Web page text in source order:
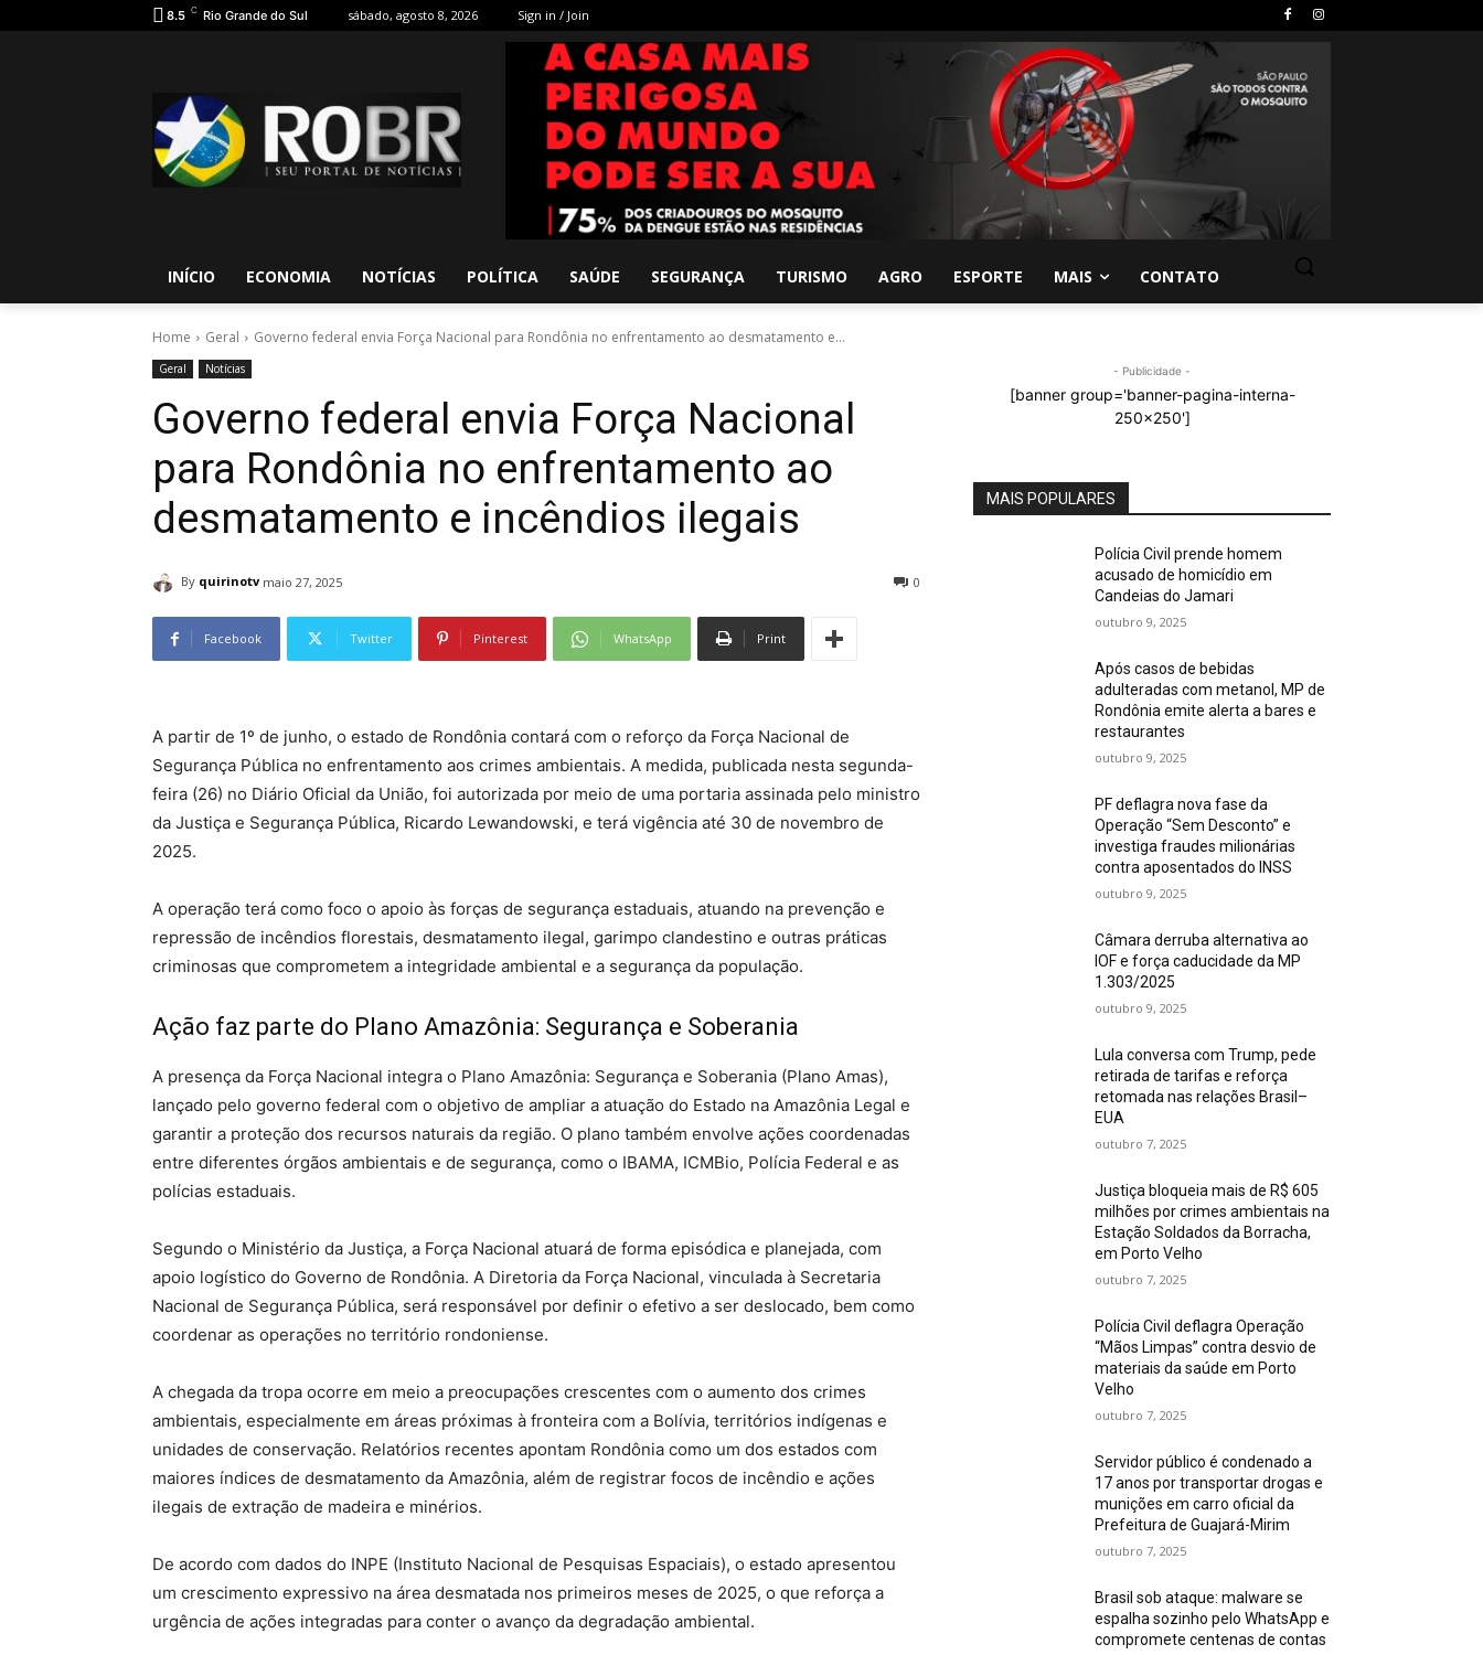
8.5 C Rio Grande do Sul sábado, agosto 8, 2026 Sign in / Join
INÍCIO ECONOMIA NOTÍCIAS POLÍTICA SAÚDE SEGURANÇA TURISMO AGRO ESPORTE MAIS CONTATO
Home Geral Governo federal envia Força Nacional para Rondônia no enfrentamento ao desmatamento e...
Geral Notícias
Governo federal envia Força Nacional
para Rondônia no enfrentamento ao
desmatamento e incêndios ilegais
By quirinotv maio 27, 2025 0
Facebook Twitter Pinterest WhatsApp Print
A partir de 1º de junho, o estado de Rondônia contará com o reforço da Força Nacional de
Segurança Pública no enfrentamento aos crimes ambientais. A medida, publicada nesta segunda-
feira (26) no Diário Oficial da União, foi autorizada por meio de uma portaria assinada pelo ministro
da Justiça e Segurança Pública, Ricardo Lewandowski, e terá vigência até 30 de novembro de
2025.
A operação terá como foco o apoio às forças de segurança estaduais, atuando na prevenção e
repressão de incêndios florestais, desmatamento ilegal, garimpo clandestino e outras práticas
criminosas que comprometem a integridade ambiental e a segurança da população.
Ação faz parte do Plano Amazônia: Segurança e Soberania
A presença da Força Nacional integra o Plano Amazônia: Segurança e Soberania (Plano Amas),
lançado pelo governo federal com o objetivo de ampliar a atuação do Estado na Amazônia Legal e
garantir a proteção dos recursos naturais da região. O plano também envolve ações coordenadas
entre diferentes órgãos ambientais e de segurança, como o IBAMA, ICMBio, Polícia Federal e as
polícias estaduais.
Segundo o Ministério da Justiça, a Força Nacional atuará de forma episódica e planejada, com
apoio logístico do Governo de Rondônia. A Diretoria da Força Nacional, vinculada à Secretaria
Nacional de Segurança Pública, será responsável por definir o efetivo a ser deslocado, bem como
coordenar as operações no território rondoniense.
A chegada da tropa ocorre em meio a preocupações crescentes com o aumento dos crimes
ambientais, especialmente em áreas próximas à fronteira com a Bolívia, territórios indígenas e
unidades de conservação. Relatórios recentes apontam Rondônia como um dos estados com
maiores índices de desmatamento da Amazônia, além de registrar focos de incêndio e ações
ilegais de extração de madeira e minérios.
De acordo com dados do INPE (Instituto Nacional de Pesquisas Espaciais), o estado apresentou
um crescimento expressivo na área desmatada nos primeiros meses de 2025, o que reforça a
urgência de ações integradas para conter o avanço da degradação ambiental.
- Publicidade -
[banner group='banner-pagina-interna-
250x250']
MAIS POPULARES
Polícia Civil prende homem
acusado de homicídio em
Candeias do Jamari
outubro 9, 2025
Após casos de bebidas
adulteradas com metanol, MP de
Rondônia emite alerta a bares e
restaurantes
outubro 9, 2025
PF deflagra nova fase da
Operação “Sem Desconto” e
investiga fraudes milionárias
contra aposentados do INSS
outubro 9, 2025
Câmara derruba alternativa ao
IOF e força caducidade da MP
1.303/2025
outubro 9, 2025
Lula conversa com Trump, pede
retirada de tarifas e reforça
retomada nas relações Brasil–
EUA
outubro 7, 2025
Justiça bloqueia mais de R$ 605
milhões por crimes ambientais na
Estação Soldados da Borracha,
em Porto Velho
outubro 7, 2025
Polícia Civil deflagra Operação
“Mãos Limpas” contra desvio de
materiais da saúde em Porto
Velho
outubro 7, 2025
Servidor público é condenado a
17 anos por transportar drogas e
munições em carro oficial da
Prefeitura de Guajará-Mirim
outubro 7, 2025
Brasil sob ataque: malware se
espalha sozinho pelo WhatsApp e
compromete centenas de contas